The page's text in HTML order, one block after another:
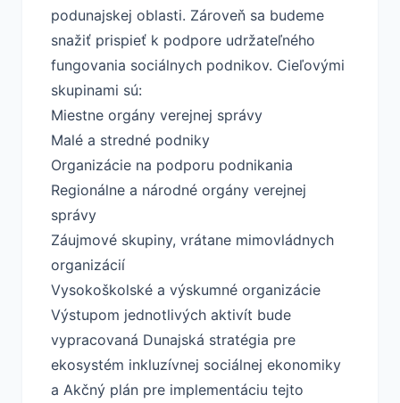
podunajskej oblasti. Zároveň sa budeme
snažiť prispieť k podpore udržateľného
fungovania sociálnych podnikov. Cieľovými
skupinami sú:
Miestne orgány verejnej správy
Malé a stredné podniky
Organizácie na podporu podnikania
Regionálne a národné orgány verejnej
správy
Záujmové skupiny, vrátane mimovládnych
organizácií
Vysokoškolské a výskumné organizácie
Výstupom jednotlivých aktivít bude
vypracovaná Dunajská stratégia pre
ekosystém inkluzívnej sociálnej ekonomiky
a Akčný plán pre implementáciu tejto